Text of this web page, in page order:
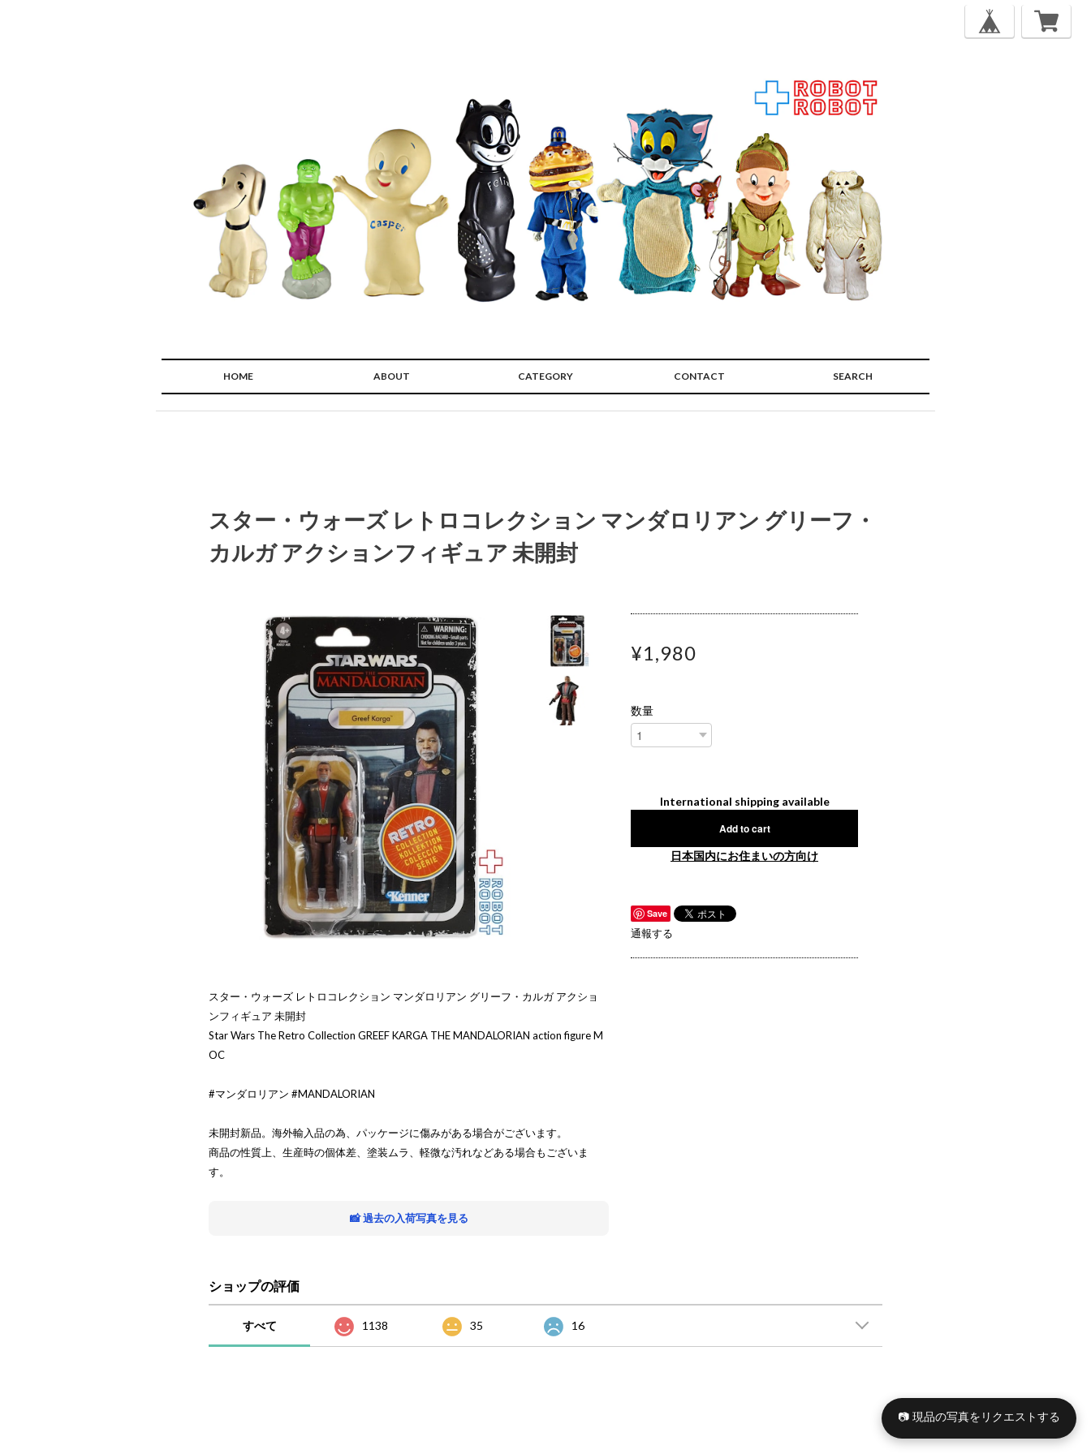
HOME ABOUT CATEGORY CONTACT SEARCH
スター・ウォーズ レトロコレクション マンダロリアン グリーフ・
カルガ アクションフィギュア 未開封
スター・ウォーズ レトロコレクション マンダロリアン グリーフ・カルガ アクショ
ンフィギュア 未開封
Star Wars The Retro Collection GREEF KARGA THE MANDALORIAN action figure M
OC
#マンダロリアン #MANDALORIAN
未開封新品。海外輸入品の為、パッケージに傷みがある場合がございます。
商品の性質上、生産時の個体差、塗装ムラ、軽微な汚れなどある場合もございま
す。
📸 過去の入荷写真を見る
¥1,980
数量
International shipping available
Add to cart
日本国内にお住まいの方向け
Save
通報する
ショップの評価
すべて 1138 35 16
📷 現品の写真をリクエストする